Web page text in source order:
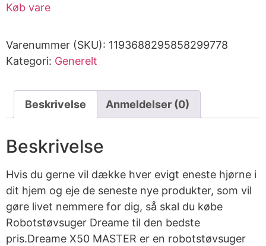
Køb vare
Varenummer (SKU): 1193688295858299778
Kategori: Generelt
Beskrivelse Anmeldelser (0)
Beskrivelse
Hvis du gerne vil dække hver evigt eneste hjørne i
dit hjem og eje de seneste nye produkter, som vil
gøre livet nemmere for dig, så skal du købe
Robotstøvsuger Dreame til den bedste
pris.Dreame X50 MASTER er en robotstøvsuger